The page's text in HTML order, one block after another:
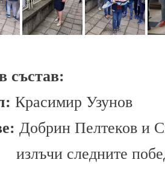
състав:
Красимир Узунов
Добрин Пелтеков и
излъчи следните